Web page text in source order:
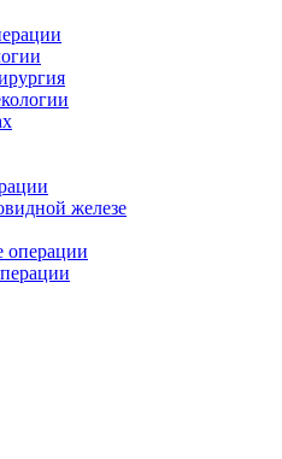
железе
операции